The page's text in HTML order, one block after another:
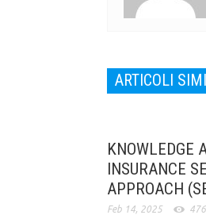
ARTICOLI
KNOWLEDGE
INSURANCE
APPROACH
Feb 14, 2025 476